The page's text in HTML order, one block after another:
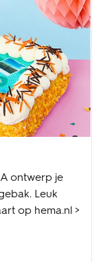
ontwerp je
Leuk
op hema.nl >